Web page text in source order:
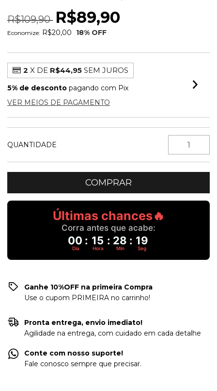
R$109,90 R$89,90
Economize: R$20,00 18% OFF
2 X DE R$44,95 SEM JUROS
5% de desconto pagando com Pix
VER MEIOS DE PAGAMENTO
QUANTIDADE
Últimas chances🔥
Corra antes que acabe:
00 : 15 : 28 : 19
Dia Hora Min Seg
Ganhe 10%OFF na primeira Compra
Use o cupom PRIMEIRA no carrinho!
Pronta entrega, envio imediato!
Agilidade na entrega, com cuidado em cada detalhe
Conte com nosso suporte!
Fale conosco sempre que precisar.